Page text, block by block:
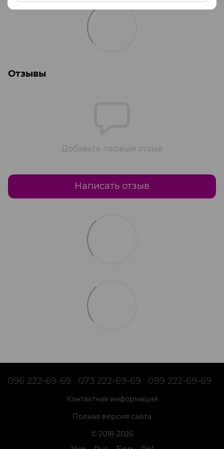
Отзывы
Добавьте первый отзыв
Написать отзыв
096 222-69-69 073 222-69-69 099 222-69-69
Контактная информация
Полная версия сайта
© 2018-2026